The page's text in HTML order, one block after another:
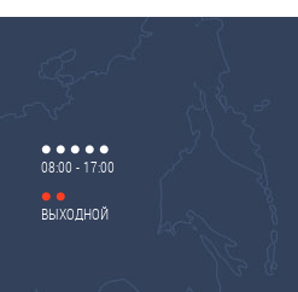
08:00 - 17:00
ВЫХОДНОЙ